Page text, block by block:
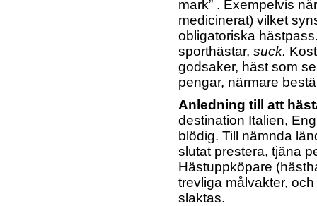
mark” . Exempelvis
medicinerat) vilket
obligatoriska
sporthästar, suck.
godsaker, häst som
pengar, närmare
Anledning till att
destination Italien,
blödig. Till nämnda
slutat prestera, tjäna
Hästuppköpare
trevliga målvakter,
slaktas.